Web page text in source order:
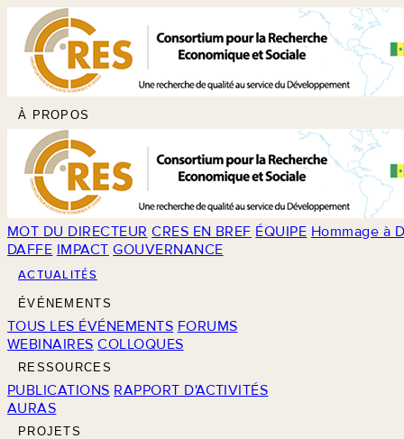
À PROPOS
MOT DU DIRECTEUR CRES EN BREF ÉQUIPE Hommage à
DAFFE IMPACT GOUVERNANCE
ACTUALITÉS
ÉVÉNEMENTS
TOUS LES ÉVÉNEMENTS FORUMS
WEBINAIRES COLLOQUES
RESSOURCES
PUBLICATIONS RAPPORT D'ACTIVITÉS
AURAS
PROJETS